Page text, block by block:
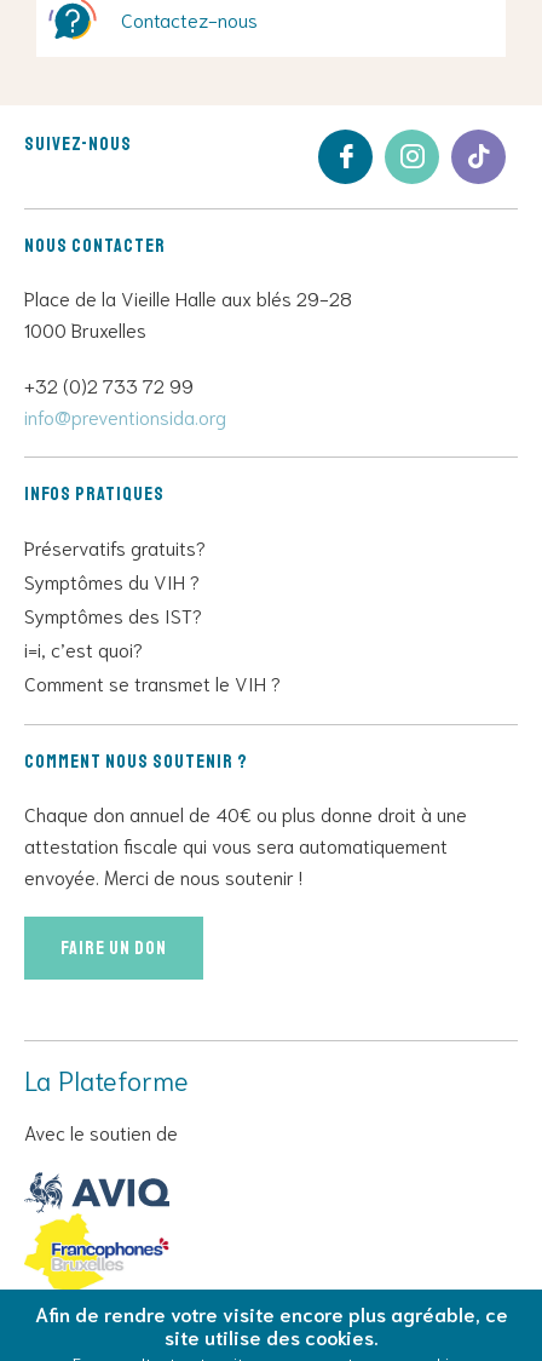
Contactez-nous
Suivez-nous
Nous contacter
Place de la Vieille Halle aux blés 29-28
1000 Bruxelles
+32 (0)2 733 72 99
info@preventionsida.org
Infos pratiques
Préservatifs gratuits?
Symptômes du VIH ?
Symptômes des IST?
i=i, c’est quoi?
Comment se transmet le VIH ?
Comment nous soutenir ?
Chaque don annuel de 40€ ou plus donne droit à une
attestation fiscale qui vous sera automatiquement
envoyée. Merci de nous soutenir !
Faire un don
La Plateforme
Avec le soutien de
Afin de rendre votre visite encore plus agréable, ce
site utilise des cookies.